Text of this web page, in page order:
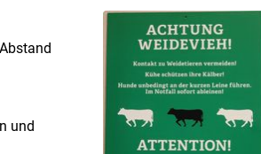
und